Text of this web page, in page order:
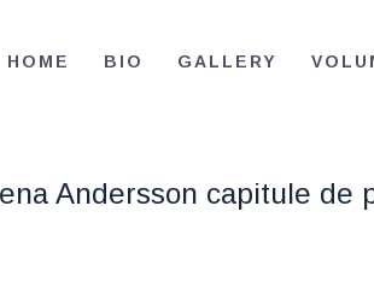
HOME BIO GALLERY
Andersson capitule de